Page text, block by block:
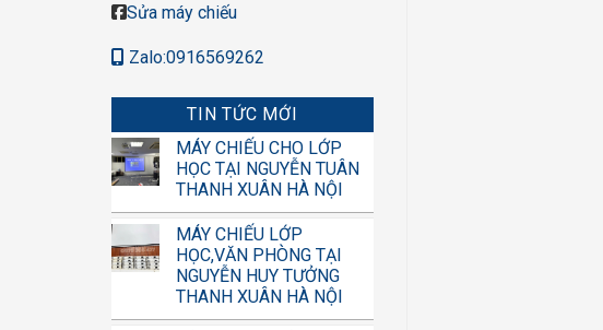
Sửa máy chiếu
Zalo:0916569262
TIN TỨC MỚI
MÁY CHIẾU CHO LỚP
HỌC TẠI NGUYỄN TUÂN
THANH XUÂN HÀ NỘI
MÁY CHIẾU LỚP
HỌC,VĂN PHÒNG TẠI
NGUYỄN HUY TƯỞNG
THANH XUÂN HÀ NỘI